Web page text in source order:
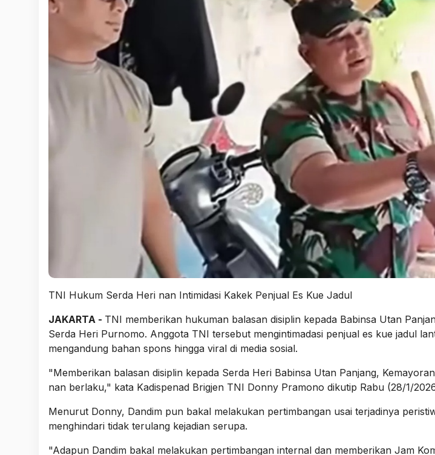
TNI Hukum Serda Heri nan Intimidasi Kakek Penjual Es Kue Jadul
JAKARTA - TNI memberikan hukuman balasan disiplin kepada Babinsa Utan
Serda Heri Purnomo. Anggota TNI tersebut mengintimadasi penjual es kue jadul
mengandung bahan spons hingga viral di media sosial.
"Memberikan balasan disiplin kepada Serda Heri Babinsa Utan Panjang,
nan berlaku," kata Kadispenad Brigjen TNI Donny Pramono dikutip Rabu (28/1/
Menurut Donny, Dandim pun bakal melakukan pertimbangan usai terjadinya
menghindari tidak terulang kejadian serupa.
"Adapun Dandim bakal melakukan pertimbangan internal dan memberikan Jam